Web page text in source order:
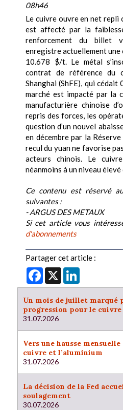
08h46
Le cuivre ouvre en net repli
est affecté par la
renforcement du billet
enregistre actuellement une
10.678 $/t. Le métal
contrat de référence du
Shanghai (ShFE), qui
marché est impacté par la
manufacturière chinoise
repris des forces, les
question d’un nouvel
en décembre par la
recul du yuan ne favorise
acteurs chinois. Le
néanmoins à un niveau
Ce contenu est réservé
suivantes :
- ARGUS DES METAUX
Si cet article vous
d'abonnements
Partager cet article :
Facebook
X
Un mois de juillet marqué
progression pour le cuivre
31.07.2026
Vers une hausse
cuivre et l’aluminium
31.07.2026
La décision de la Fed
soulagement
30.07.2026